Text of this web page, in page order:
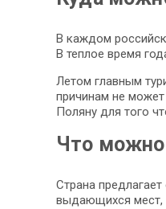
В каждом
В теплое время
Летом главным
причинам не
Поляну для того
Что
Страна
выдающихся мест,